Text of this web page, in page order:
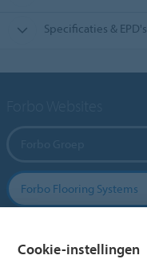
Specificaties & EPD's
Forbo Flooring Systems
Cookie-instellingen